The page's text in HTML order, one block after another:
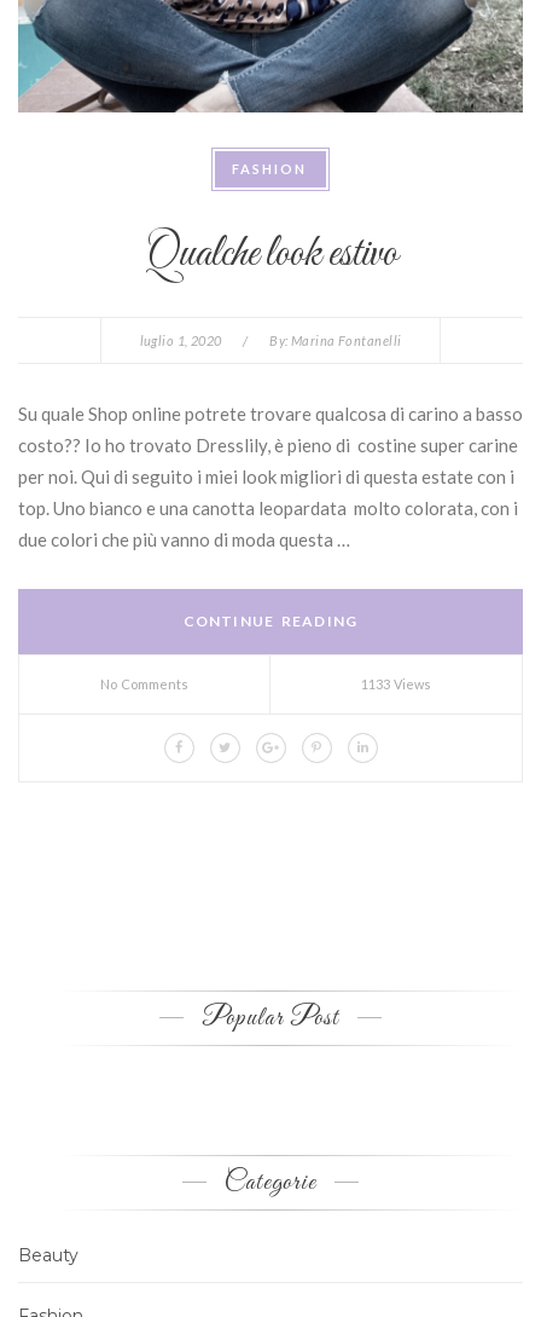
FASHION
Qualche look estivo
luglio 1, 2020 / By: Marina Fontanelli
Su quale Shop online potrete trovare qualcosa di carino a basso
costo?? Io ho trovato Dresslily, è pieno di costine super carine
per noi. Qui di seguito i miei look migliori di questa estate con i
top. Uno bianco e una canotta leopardata molto colorata, con i
due colori che più vanno di moda questa …
CONTINUE READING
No Comments 1133 Views
Popular Post
Categorie
Beauty